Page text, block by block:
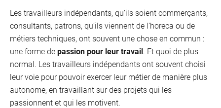
Les travailleurs indépendants, qu’ils soient commerçants,
consultants, patrons, qu’ils viennent de l’horeca ou de
métiers techniques, ont souvent une chose en commun :
une forme depassion pour leur travail. Et quoi de plus
normal. Les travailleurs indépendants ont souvent choisi
leur voie pour pouvoir exercer leur métier de manière plus
autonome, en travaillant sur des projets qui les
passionnent et qui les motivent.